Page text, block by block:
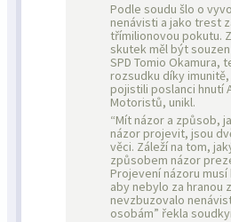
Podle soudu šlo o
nenávisti a jako trest
třímilionovou pokutu.
skutek měl být
SPD Tomio Okamura,
rozsudku díky
pojistili poslanci hnutí
Motoristů, unikl.
“Mít názor a způsob,
názor projevit, jsou
věci. Záleží na tom,
způsobem názor
Projevení názoru
aby nebylo za hranou
nevzbuzovalo
osobám” řekla